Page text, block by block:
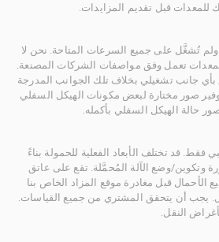
قبل تقديم المزايدات.
تُشغَّل على جميع السرعات المتاحة. نحن لا
تعمل وفق مواصفات الشركات المصنعة.
جانب تشغيلي بخلاف تلك الجوانب المدرجة
صور مختارة لبعض مكونات الهيكل السفلي
حالة الهيكل السفلي بأكمله.
قد تختلف الأبعاد الفعلية للحمولة بناءً
وتكوين/وضع الآلة المُحمَّلة. تقع على عاتق
قبل مغادرة موقع المزاد الخاص بنا
يجب أن يتحقق المشتري من جميع القياسات.
النقل.